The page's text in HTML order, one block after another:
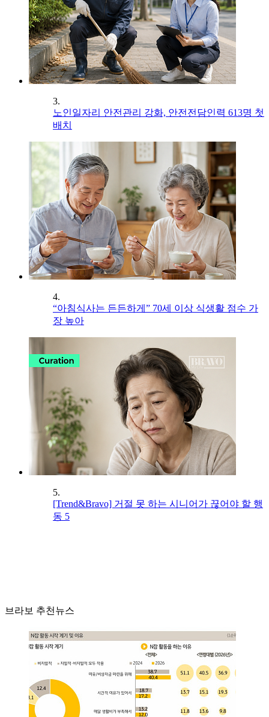
3.
노인일자리 안전관리 강화, 안전전담인력 613명 첫
배치
4.
“아침식사는 든든하게” 70세 이상 식생활 점수 가
장 높아
5.
[Trend&Bravo] 거절 못 하는 시니어가 끊어야 할 행
동 5
브라보 추천뉴스